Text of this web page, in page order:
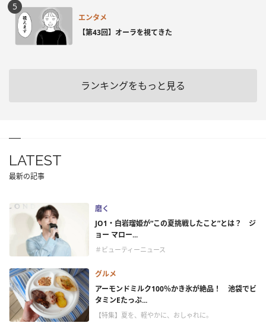
エンタメ
【第43回】オーラを視てきた
ランキングをもっと見る
LATEST
最新の記事
磨く
JO1・白岩瑠姫が“この夏挑戦したこと”とは？ ジ
ョー マロー...
＃ビューティーニュース
グルメ
アーモンドミルク100％かき氷が絶品！ 池袋でビ
タミンEたっぷ...
【特集】夏を、軽やかに、おしゃれに。